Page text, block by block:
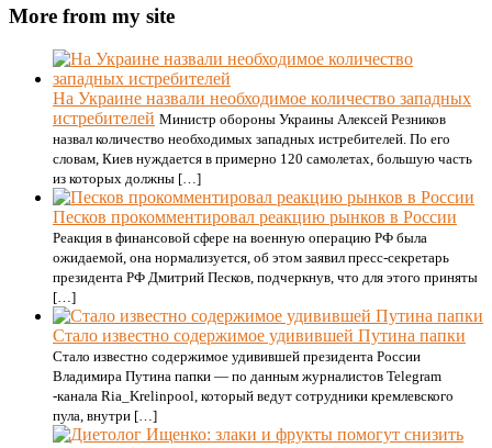
More from my site
На Украине назвали необходимое количество западных
истребителей Министр обороны Украины Алексей Резников
назвал количество необходимых западных истребителей. По его
словам, Киев нуждается в примерно 120 самолетах, большую часть
из которых должны […]
Песков прокомментировал реакцию рынков в России
Реакция в финансовой сфере на военную операцию РФ была
ожидаемой, она нормализуется, об этом заявил пресс-секретарь
президента РФ Дмитрий Песков, подчеркнув, что для этого приняты
[…]
Стало известно содержимое удивившей Путина папки
Стало известно содержимое удивившей президента России
Владимира Путина папки — по данным журналистов Telegram
-канала Ria_Krelinpool, который ведут сотрудники кремлевского
пула, внутри […]